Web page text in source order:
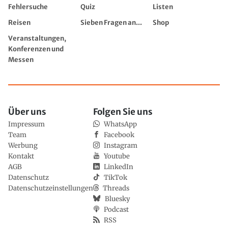
Fehlersuche
Quiz
Listen
Reisen
Sieben Fragen an...
Shop
Veranstaltungen,
Konferenzen und
Messen
Über uns
Impressum
Team
Werbung
Kontakt
AGB
Datenschutz
Datenschutzeinstellungen
Folgen Sie uns
WhatsApp
Facebook
Instagram
Youtube
LinkedIn
TikTok
Threads
Bluesky
Podcast
RSS